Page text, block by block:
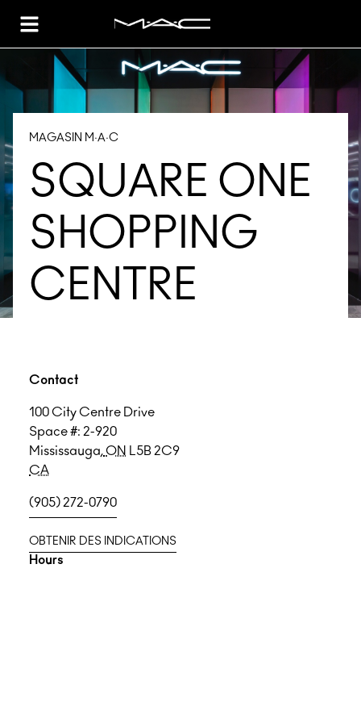
Toggle Header Menu
MAGASIN M·A·C
SQUARE ONE
SHOPPING
CENTRE
Contact
100 City Centre Drive
Space #: 2-920
Mississauga,ON L5B 2C9
CA
(905) 272-0790
OBTENIR DES INDICATIONS
Hours